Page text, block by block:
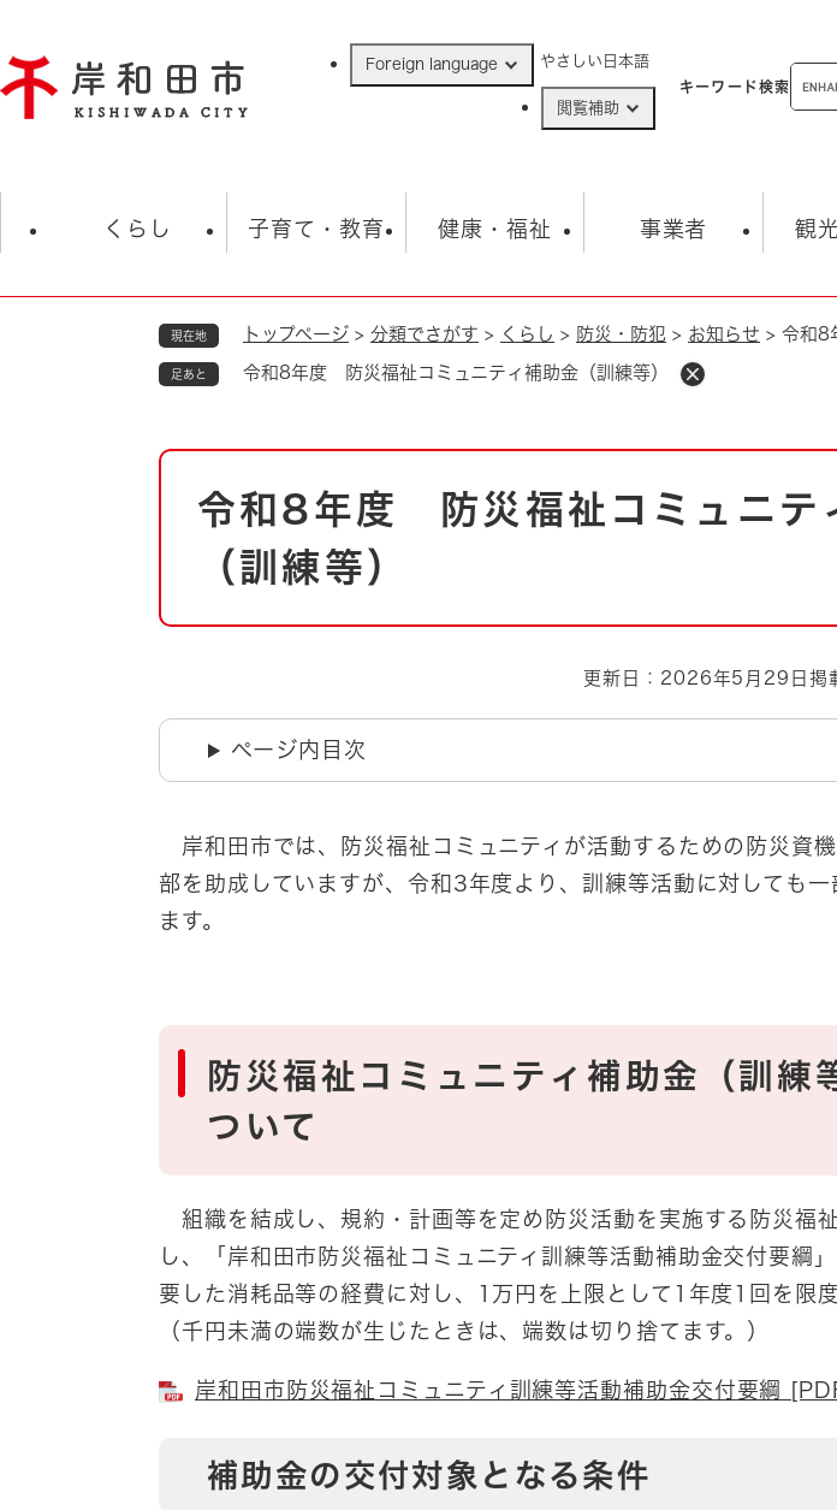
ジ
の
Foreign language やさしい日本語
閲覧補助
キーワード検索
くらし
住民票・戸籍
ごみ・衛生・動物 救急・消防
防災・防犯 上水道・下水道
自然・環境・公園 住宅
引っ越し
道路・河川・交通
とじる
子育て・教育
学校 子育て
健康・福祉
福祉・健康・生活 生涯学習・
事業者
入札・契約情報
環境
観
観光 観光スポット
市の概要
市政
市役所・施設の案内
オープ
現在地 トップページ > 分類でさがす > くらし > 防災・防犯 > お知らせ > 令和8
足あと 令和8年度 防災福祉コミュニティ補助金（訓練等）
本
令和8年度 防災福祉コミュニテ
（訓練等）
更新日：2026年5月29日掲
ページ内目次
岸和田市では、防災福祉コミュニティが活動するための防災資
部を助成していますが、令和3年度より、訓練等活動に対しても一
ます。
防災福祉コミュニティ補助金（訓練
ついて
組織を結成し、規約・計画等を定め防災活動を実施する防災福
し、「岸和田市防災福祉コミュニティ訓練等活動補助金交付要綱
要した消耗品等の経費に対し、1万円を上限として1年度1回を限度
（千円未満の端数が生じたときは、端数は切り捨てます。）
岸和田市防災福祉コミュニティ訓練等活動補助金交付要綱
補助金の交付対象となる条件